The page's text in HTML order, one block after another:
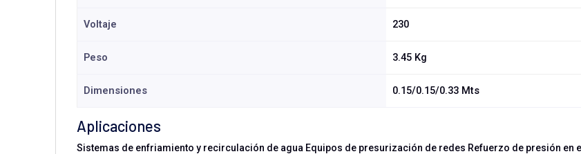
Voltaje 230
Peso 3.45 Kg
Dimensiones 0.15/0.15/0.33 Mts
Aplicaciones
Sistemas de enfriamiento y recirculación de agua Equipos de presurización de redes Refuerzo de presión en